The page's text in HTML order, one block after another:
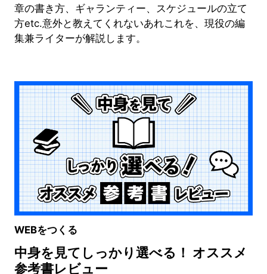
章の書き方、ギャランティー、スケジュールの立て
方etc.意外と教えてくれないあれこれを、現役の編
集兼ライターが解説します。
WEBをつくる
中身を見てしっかり選べる！ オススメ
参考書レビュー